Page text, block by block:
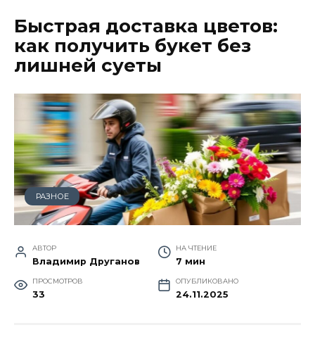
Быстрая доставка цветов:
как получить букет без
лишней суеты
РАЗНОЕ
АВТОР
Владимир Друганов
НА ЧТЕНИЕ
7 мин
ПРОСМОТРОВ
33
ОПУБЛИКОВАНО
24.11.2025